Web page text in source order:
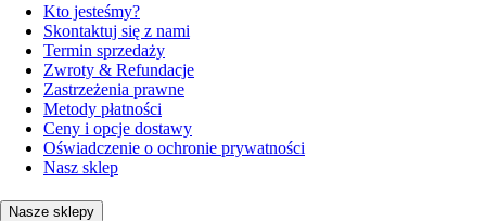
Kto jesteśmy?
Skontaktuj się z nami
Termin sprzedaży
Zwroty & Refundacje
Zastrzeżenia prawne
Metody płatności
Ceny i opcje dostawy
Oświadczenie o ochronie prywatności
Nasz sklep
Nasze sklepy